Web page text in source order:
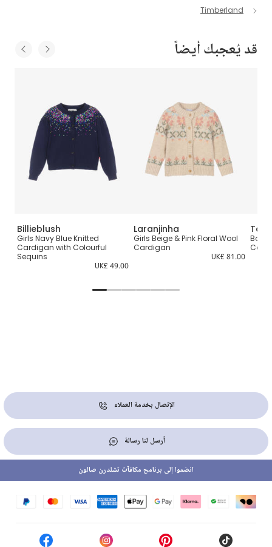
Timberland
قد يُعجبك أيضاً
Billieblush
Girls Navy Blue Knitted
Cardigan with Colourful
Sequins
UK£ 49.00
Laranjinha
Girls Beige & Pink Floral Wool
Cardigan
UK£ 81.00
Boys
الإتصال بخدمة العملاء
أرسل لنا رسالة
انضموا إلى برنامج مكافآت تشلدرن صالون